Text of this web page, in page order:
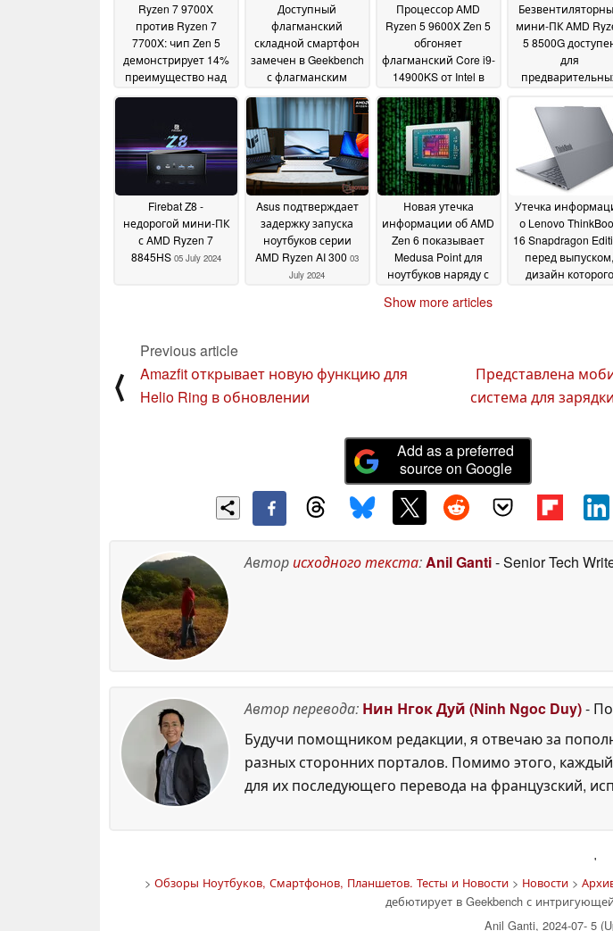
Ryzen 7 9700X
против Ryzen 7
7700X: чип Zen 5
демонстрирует 14%
преимущество над
бенчмарке
Geekbench 610 July
2024
Доступный
флагманский
складной смартфон
замечен в Geekbench
с флагманским
последнего
поколения в
преддверии запуска
10 July 2024
Процессор AMD
Ryzen 5 9600X Zen 5
обгоняет
флагманский Core i9-
14900KS от Intel в
бенчмарка 09 July 2024
мини-ПК AMD
5 8500G
для
также
варианты Ryzen 5
8600G и Ryzen 7
8700G
Firebat Z8 -
недорогой мини-ПК
с AMD Ryzen 7
8845HS 05 July 2024
Asus подтверждает
задержку запуска
ноутбуков серии
AMD Ryzen AI 300 03
July 2024
Новая утечка
информации об AMD
Zen 6 показывает
Medusa Point для
ноутбуков наряду с
AM5 Medusa Halo03
Утечка
о Lenovo
16 Snapdragon
перед выпуском,
дизайн которого
Show more articles
⟨
Previous article
Amazfit открывает новую функцию для
Helio Ring в обновлении
Представлена
система для
Add as a preferred
source on Google
Авторисходного текста:Anil Ganti- Senior Tech
Автор перевода: Нин Нгок Дуй (Ninh Ngoc Duy)-
Будучи помощником редакции, я отвечаю за
разных сторонних порталов. Помимо этого,
для их последующего перевода на французский,
'
> Обзоры Ноутбуков, Смартфонов, Планшетов. Тесты и Новости> Новости>
дебютирует в Geekbench с
Anil Ganti, 2024-07- 5